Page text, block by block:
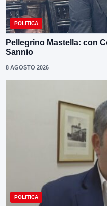
POLITICA
Pellegrino Mastella: con
Sannio
8 AGOSTO 2026
POLITICA